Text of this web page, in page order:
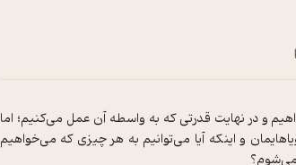
و در نهایت قدرتی که به واسطه آن عمل می‌کنیم؛ اما
و اینکه آیا می‌توانیم به هر چیزی که می‌خواهیم
می‌شوم؟